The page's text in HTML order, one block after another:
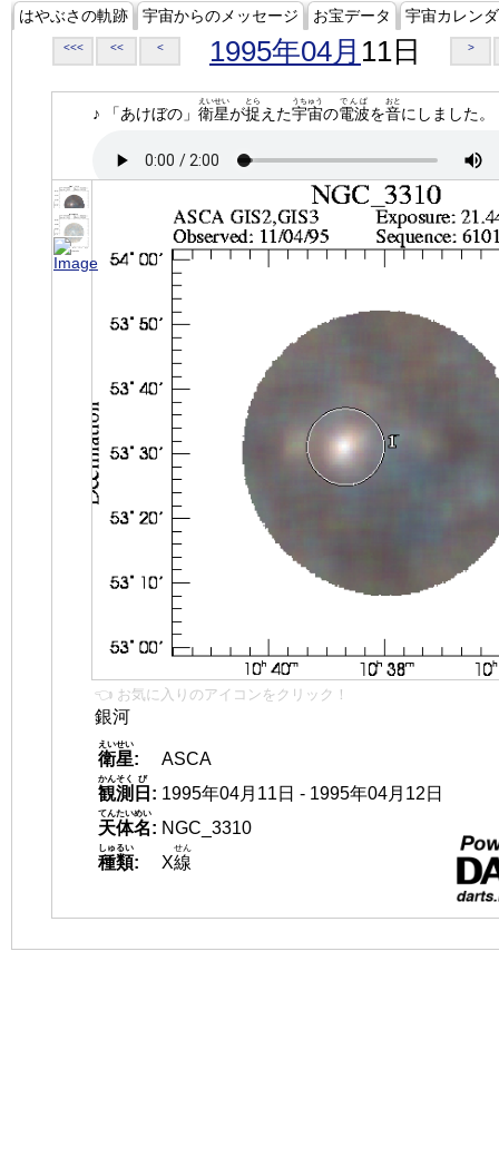
はやぶさの軌跡 宇宙からのメッセージ お宝データ 宇宙カレン
<<< << < 1995年04月 11日 >
♪ 「あけぼの」 衛星
えいせい
が捉
とら
えた宇宙
うちゅう
の電波
でんぱ
を音
おと
にしました。
👈 お気に入りのアイコンをクリック！
銀河
衛星
えいせい
:
ASCA
観測
かんそく
日
び
: 1995年04月11日 - 1995年04月12日
天体名
てんたいめい
: NGC_3310
種類
しゅるい
: X線
せん